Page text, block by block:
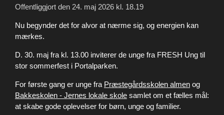
Offentliggjort den 24. maj 2026 kl. 18.19
Nu begynder det for alvor at nærme sig, og energien kan
mærkes.
D. 30. maj fra kl. 13.00 inviterer de unge fra FRESH Ung til
stor sommerfest i Portalparken.
For første gang er unge fra Præstegårdsskolen almen og
Bakkeskolen - Jernes lokale skole samlet om et fælles mål:
at skabe gode oplevelser for børn, unge og familier.